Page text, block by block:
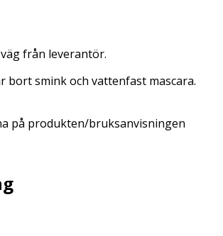
från leverantör.
bort smink och vattenfast mascara.
på produkten/bruksanvisningen